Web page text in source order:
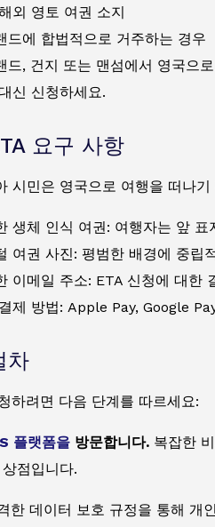
외 영토 여권 소지
드에 합법적으로 거주하는 경우
드, 건지 또는 맨섬에서 영국으
신 신청하세요.
요구 사항
시민은 영국으로 여행을 떠나
생체 인식 여권: 여행자는 앞
여권 사진: 평범한 배경에 중립
이메일 주소: ETA 신청에 대한
제 방법: Apple Pay, Google
차
하려면 다음 단계를 따르세요:
플랫폼을 방문합니다. 복잡한
점입니다.
한 데이터 보호 규정을 통해 개